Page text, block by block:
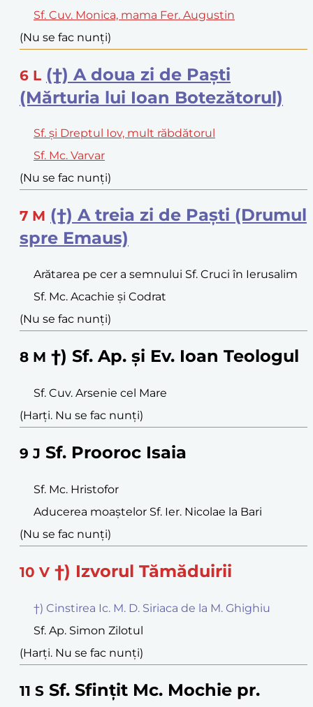
Sf. Cuv. Monica, mama Fer. Augustin
(Nu se fac nunți)
6 L (†) A doua zi de Paști
(Mărturia lui Ioan Botezătorul)
Sf. și Dreptul Iov, mult răbdătorul
Sf. Mc. Varvar
(Nu se fac nunți)
7 M (†) A treia zi de Paști (Drumul
spre Emaus)
Arătarea pe cer a semnului Sf. Cruci în Ierusalim
Sf. Mc. Acachie și Codrat
(Nu se fac nunți)
8 M †) Sf. Ap. și Ev. Ioan Teologul
Sf. Cuv. Arsenie cel Mare
(Harți. Nu se fac nunți)
9 J Sf. Prooroc Isaia
Sf. Mc. Hristofor
Aducerea moaștelor Sf. Ier. Nicolae la Bari
(Nu se fac nunți)
10 V †) Izvorul Tămăduirii
†) Cinstirea Ic. M. D. Siriaca de la M. Ghighiu
Sf. Ap. Simon Zilotul
(Harți. Nu se fac nunți)
11 S Sf. Sfințit Mc. Mochie pr.